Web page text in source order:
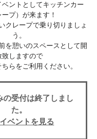
ントとしてキッチンカー
ープ）が来ます！
クレープで乗り切りましょ
う。
を憩いのスペースとして開
致しますので
らをご利用ください。
の受付は終了しまし
た。
ベントを見る